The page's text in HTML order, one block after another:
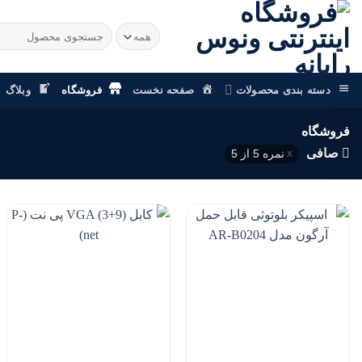
پرش
محتوا
جستجو
برای:
دسته بندی محصولات صفحه نخست فروشگاه وبلاگ
فروشگاه
صافی
نمره 5 از 5